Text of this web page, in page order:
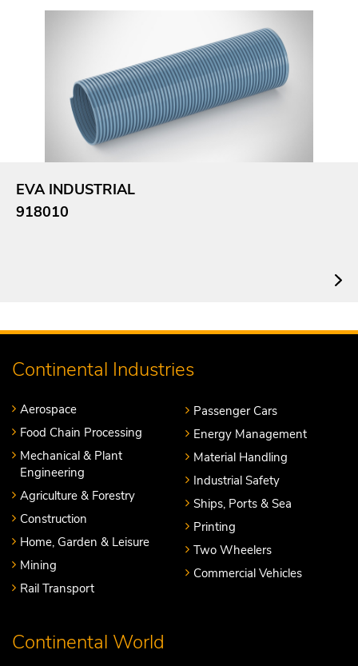
EVA INDUSTRIAL
918010
Continental Industries
Aerospace
Food Chain Processing
Mechanical & Plant
Engineering
Agriculture & Forestry
Construction
Home, Garden & Leisure
Mining
Rail Transport
Passenger Cars
Energy Management
Material Handling
Industrial Safety
Ships, Ports & Sea
Printing
Two Wheelers
Commercial Vehicles
Continental World